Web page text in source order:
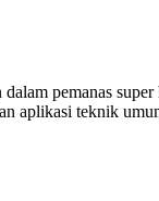
pemanas
aplikasi teknik